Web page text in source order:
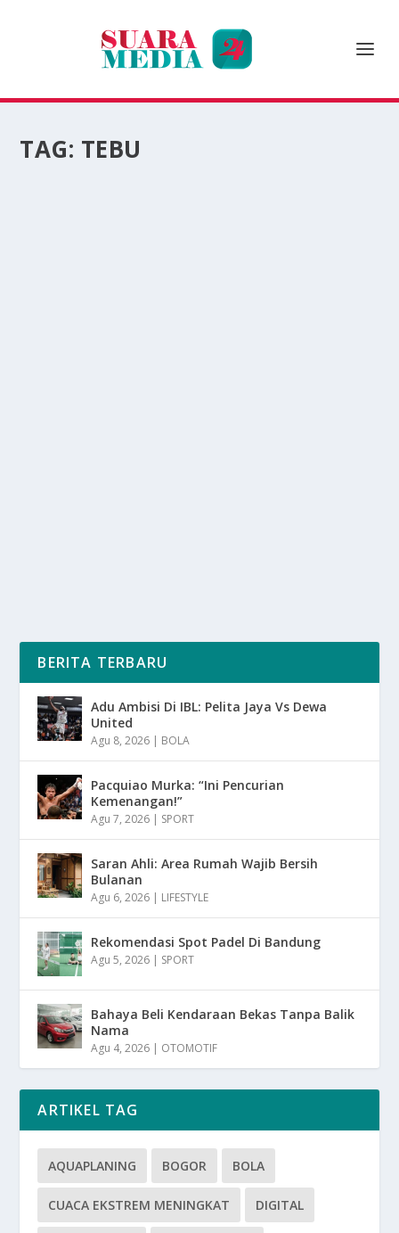
TAG: TEBU
BERITA TERBARU
Adu Ambisi Di IBL: Pelita Jaya Vs Dewa
United
Agu 8, 2026 | BOLA
Pacquiao Murka: “Ini Pencurian
Kemenangan!”
Agu 7, 2026 | SPORT
Saran Ahli: Area Rumah Wajib Bersih
Bulanan
Agu 6, 2026 | LIFESTYLE
Rekomendasi Spot Padel Di Bandung
Agu 5, 2026 | SPORT
Bahaya Beli Kendaraan Bekas Tanpa Balik
Nama
Agu 4, 2026 | OTOMOTIF
ARTIKEL TAG
AQUAPLANING BOGOR BOLA
CUACA EKSTREM MENINGKAT DIGITAL